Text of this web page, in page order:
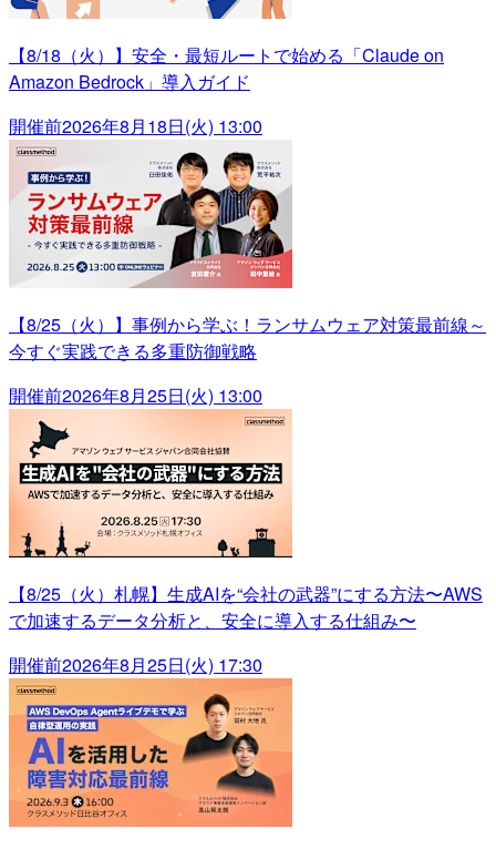
【8/18（火）】安全・最短ルートで始める「Claude on
Amazon Bedrock」導入ガイド
開催前2026年8月18日(火) 13:00
【8/25（火）】事例から学ぶ！ランサムウェア対策最前線～
今すぐ実践できる多重防御戦略
開催前2026年8月25日(火) 13:00
【8/25（火）札幌】生成AIを“会社の武器”にする方法〜AWS
で加速するデータ分析と、安全に導入する仕組み〜
開催前2026年8月25日(火) 17:30